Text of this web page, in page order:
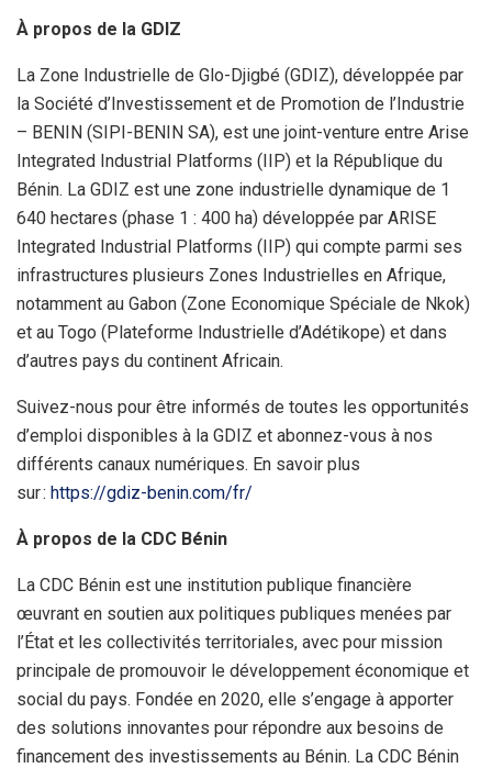
À propos de la GDIZ
La Zone Industrielle de Glo-Djigbé (GDIZ), développée par
la Société d’Investissement et de Promotion de l’Industrie
– BENIN (SIPI-BENIN SA), est une joint-venture entre Arise
Integrated Industrial Platforms (IIP) et la République du
Bénin. La GDIZ est une zone industrielle dynamique de 1
640 hectares (phase 1 : 400 ha) développée par ARISE
Integrated Industrial Platforms (IIP) qui compte parmi ses
infrastructures plusieurs Zones Industrielles en Afrique,
notamment au Gabon (Zone Economique Spéciale de Nkok)
et au Togo (Plateforme Industrielle d’Adétikope) et dans
d’autres pays du continent Africain.
Suivez-nous pour être informés de toutes les opportunités
d’emploi disponibles à la GDIZ et abonnez-vous à nos
différents canaux numériques. En savoir plus
sur : https://gdiz-benin.com/fr/
À propos de la CDC Bénin
La CDC Bénin est une institution publique financière
œuvrant en soutien aux politiques publiques menées par
l’État et les collectivités territoriales, avec pour mission
principale de promouvoir le développement économique et
social du pays. Fondée en 2020, elle s’engage à apporter
des solutions innovantes pour répondre aux besoins de
financement des investissements au Bénin. La CDC Bénin